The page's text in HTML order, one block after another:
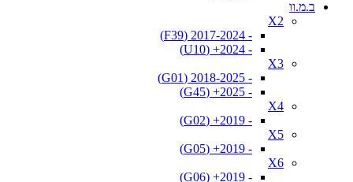
ב.מ.וו
X2
- 2017-2024 (F39)
- 2024+ (U10)
X3
- 2018-2025 (G01)
- 2025+ (G45)
X4
- 2019+ (G02)
X5
- 2019+ (G05)
X6
- 2019+ (G06)